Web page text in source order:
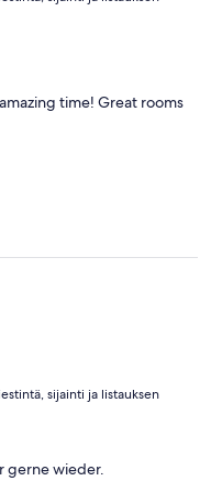
time! Great rooms
sijainti ja listauksen
gerne wieder.